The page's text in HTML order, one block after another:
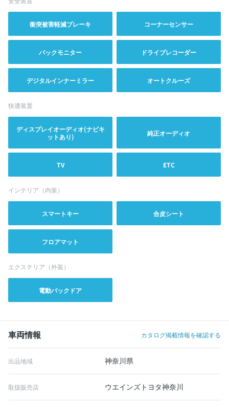
衝突被害軽減ブレーキ コーナーセンサー
バックモニター ドライブレコーダー
デジタルインナーミラー オートクルーズ
快適装置
ディスプレイオーディオ(ナビキ
ットあり)
純正オーディオ
TV ETC
インテリア（内装）
スマートキー 合皮シート
フロアマット
エクステリア（外装）
電動バックドア
車両情報 カタログ掲載情報を確認する
出品地域 神奈川県
取扱販売店 ウエインズトヨタ神奈川